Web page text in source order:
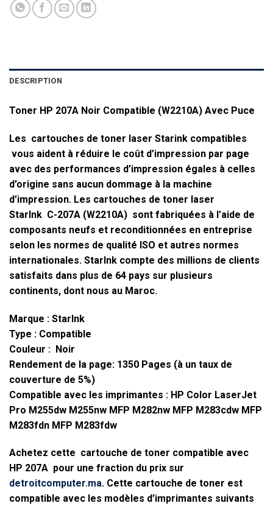
DESCRIPTION
Toner HP 207A Noir Compatible (W2210A) Avec Puce
Les cartouches de toner laser Starink compatibles
vous aident à réduire le coût d’impression par page
avec des performances d’impression égales à celles
d’origine sans aucun dommage à la machine
d’impression. Les cartouches de toner laser
StarInk C-207A (W2210A) sont fabriquées à l’aide de
composants neufs et reconditionnées en entreprise
selon les normes de qualité ISO et autres normes
internationales. StarInk compte des millions de clients
satisfaits dans plus de 64 pays sur plusieurs
continents, dont nous au Maroc.
Marque : StarInk
Type : Compatible
Couleur : Noir
Rendement de la page: 1350 Pages (à un taux de
couverture de 5%)
Compatible avec les imprimantes : HP Color LaserJet
Pro M255dw M255nw MFP M282nw MFP M283cdw MFP
M283fdn MFP M283fdw
Achetez cette cartouche de toner compatible avec
HP 207A pour une fraction du prix sur
detroitcomputer.ma. Cette cartouche de toner est
compatible avec les modèles d’imprimantes suivants